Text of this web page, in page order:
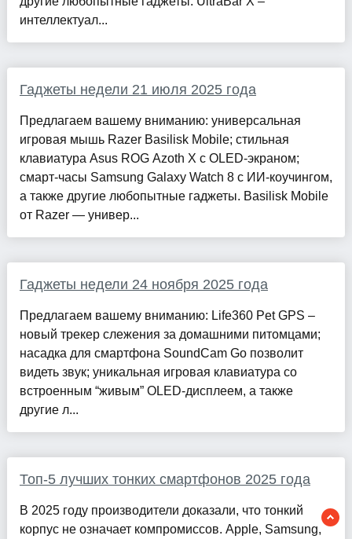
интеллектуал...
Гаджеты недели 21 июля 2025 года
Предлагаем вашему вниманию: универсальная
игровая мышь Razer Basilisk Mobile; стильная
клавиатура Asus ROG Azoth X с OLED-экраном;
смарт-часы Samsung Galaxy Watch 8 с ИИ-коучингом,
а также другие любопытные гаджеты. Basilisk Mobile
от Razer — универ...
Гаджеты недели 24 ноября 2025 года
Предлагаем вашему вниманию: Life360 Pet GPS –
новый трекер слежения за домашними питомцами;
насадка для смартфона SoundCam Go позволит
видеть звук; уникальная игровая клавиатура со
встроенным “живым” OLED-дисплеем, а также
другие л...
Топ-5 лучших тонких смартфонов 2025 года
В 2025 году производители доказали, что тонкий
корпус не означает компромиссов. Apple, Samsung,